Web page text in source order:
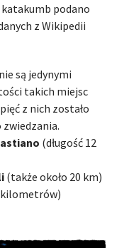
podano
z Wikipedii
nie są jedynymi
takich miejsc
z nich zostało
(długość 12
(także około 20 km)